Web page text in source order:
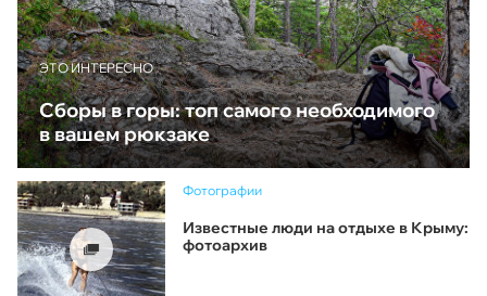
ЭТО ИНТЕРЕСНО
Сборы в горы: топ самого необходимого
в вашем рюкзаке
Фотографии
Известные люди на отдыхе в Крыму:
фотоархив